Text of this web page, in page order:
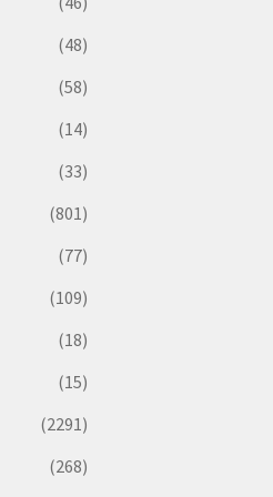
(48)
(58)
(14)
(33)
(801)
(77)
(109)
(18)
(15)
(2291)
(268)